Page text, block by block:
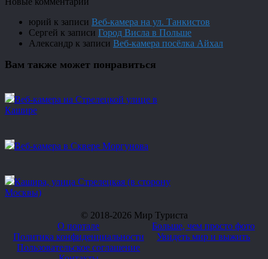
юрий к записи Веб-камера на ул. Танкистов
Сергей к записи Город Висла в Польше
Александр к записи Веб-камера посёлка Айхал
Вам также может понравиться
Веб-камера на Стрелецкой улице в
Кашире
Веб-камера в Сквере Моргунова
Кашира, улица Стрелецкая (в сторону
Москвы)
© 2018-2026 Мир Туриста
О портале
Политика конфиденциальности
Пользовательское соглашение
Больше, чем просто фото
Увидеть мир и выжить